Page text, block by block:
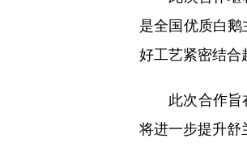
是全国优质白
好工艺紧密结合
此次合作旨在
将进一步提升舒